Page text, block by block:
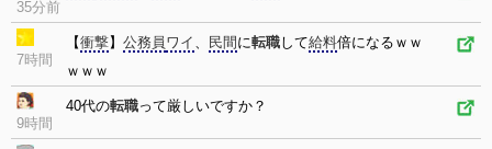
35分前
7時間
【衝撃】 公務員 ワイ 、 民間 に転職して給料倍になるｗｗ
ｗｗｗ
9時間
40代の転職って厳しいですか？